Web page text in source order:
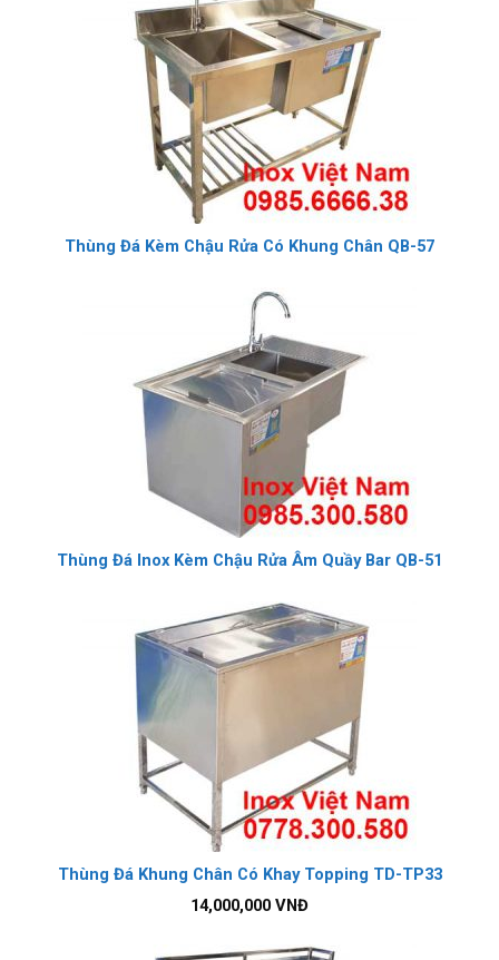
Thùng Đá Kèm Chậu Rửa Có Khung Chân QB-57
Thùng Đá Inox Kèm Chậu Rửa Âm Quầy Bar QB-51
Thùng Đá Khung Chân Có Khay Topping TD-TP33
14,000,000 VNĐ